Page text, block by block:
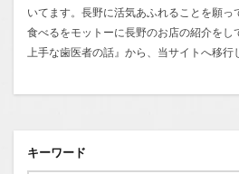
いてます。長野に活気あふれることを願っ
食べるをモットーに長野のお店の紹介をし
上手な歯医者の話 』から、当サイトへ移行
キーワード